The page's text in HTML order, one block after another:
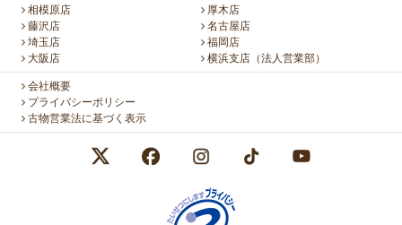
相模原店
厚木店
藤沢店
名古屋店
埼玉店
福岡店
大阪店
横浜支店（法人営業部）
会社概要
プライバシーポリシー
古物営業法に基づく表示